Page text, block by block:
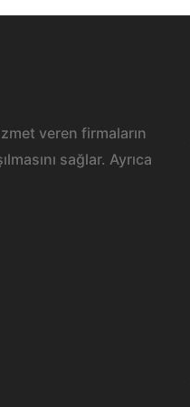
veren firmaların
sağlar. Ayrıca